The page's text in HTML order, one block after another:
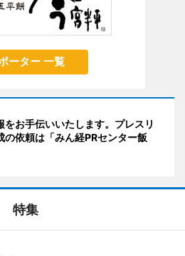
ーター 一覧
をお手伝いいたします。プレスリ
の依頼は「みん経PRセンター飯
特集